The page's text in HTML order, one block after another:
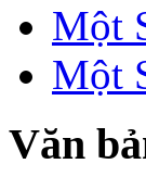
Một
Một
Văn